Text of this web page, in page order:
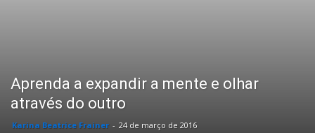
Aprenda a expandir a mente e olhar
através do outro
Karina Beatrice Frainer - 24 de março de 2016